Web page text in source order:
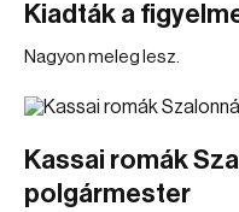
Kiadták a
Nagyon meleg lesz.
Kassai romák
polgármester